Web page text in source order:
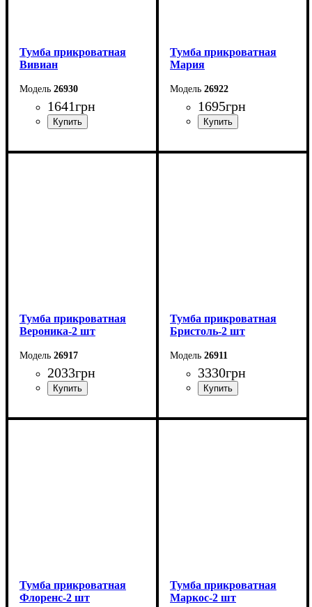
Тумба прикроватная
Вивиан
26930
1641грн
Ширина: 55 см
Тумба прикроватная
Мария
26922
1695грн
Ширина: 45,4 см
Тумба прикроватная
Вероника-2 шт
26917
2033грн
Ширина: 50,2 см
Тумба прикроватная
Бристоль-2 шт
26911
3330грн
Ширина: 55,6 см
Тумба прикроватная
Флоренс-2 шт
Тумба прикроватная
Маркос-2 шт